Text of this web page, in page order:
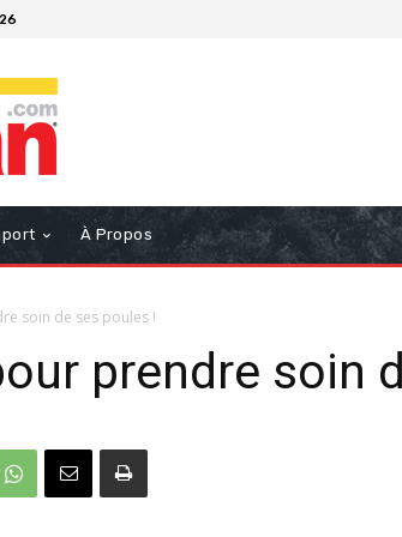
À Propos
soin de ses poules !
prendre soin